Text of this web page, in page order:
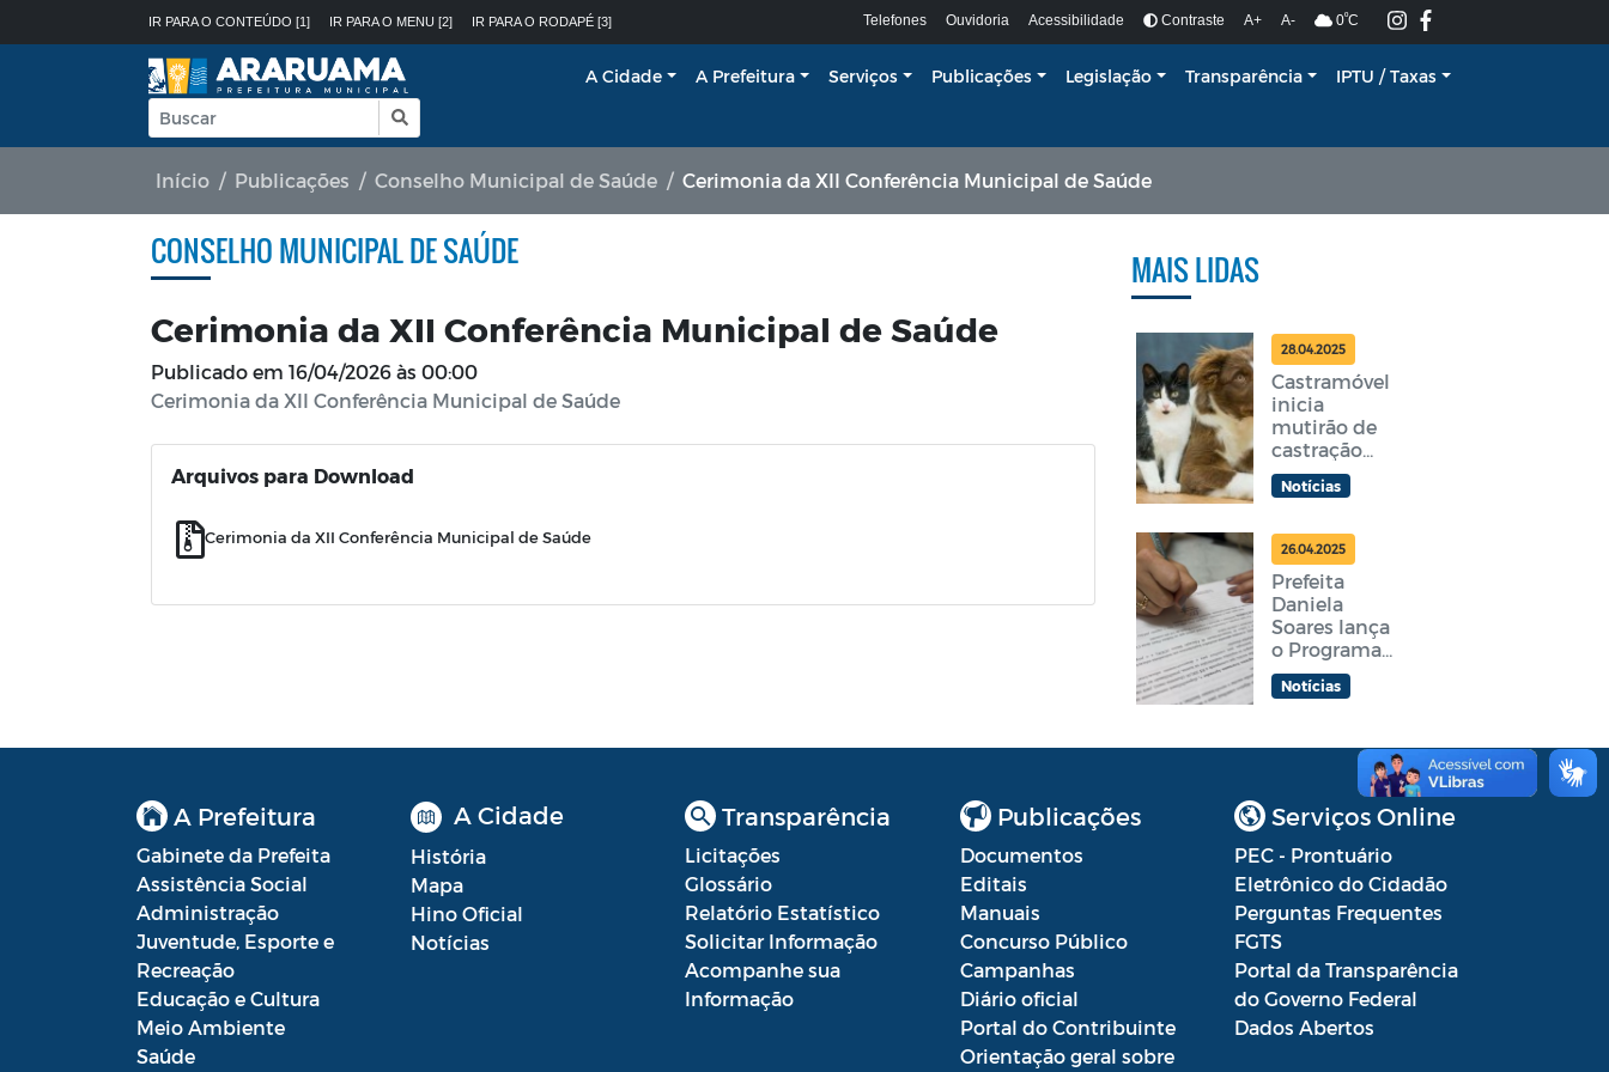
IR PARA O CONTEÚDO [1] IR PARA O MENU [2] IR PARA O RODAPÉ [3] Telefones Ouvidoria Acessibilidade Contraste A+ A- 0ºC
A Cidade A Prefeitura Serviços Publicações Legislação Transparência IPTU / Taxas
Início Publicações Conselho Municipal de Saúde Cerimonia da XII Conferência Municipal de Saúde
CONSELHO MUNICIPAL DE SAÚDE
Cerimonia da XII Conferência Municipal de Saúde
Publicado em 16/04/2026 às 00:00
Cerimonia da XII Conferência Municipal de Saúde
Arquivos para Download
Cerimonia da XII Conferência Municipal de Saúde
MAIS LIDAS
28.04.2025
Castramóvel
inicia
mutirão de
castração
gratuita em
Araruama
feira
Notícias
26.04.2025
Prefeita
Daniela
Soares lança
o Programa
Araruama
Aprender +
Notícias
A Prefeitura
Gabinete da Prefeita
Assistência Social
Administração
Juventude, Esporte e
Recreação
Educação e Cultura
Meio Ambiente
Saúde
A Cidade
História
Mapa
Hino Oficial
Notícias
Transparência
Licitações
Glossário
Relatório Estatístico
Solicitar Informação
Acompanhe sua
Informação
Publicações
Documentos
Editais
Manuais
Concurso Público
Campanhas
Diário oficial
Portal do Contribuinte
Orientação geral sobre
Serviços Online
PEC - Prontuário
Eletrônico do Cidadão
Perguntas Frequentes
FGTS
Portal da Transparência
do Governo Federal
Dados Abertos